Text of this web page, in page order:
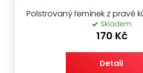
Polstrovaný řemínek z pravé
Skladem
170 Kč
Detail